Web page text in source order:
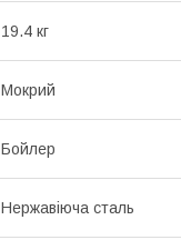
19.4 кг
Мокрий
Бойлер
Нержавіюча сталь